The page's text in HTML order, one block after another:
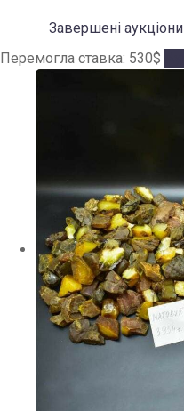
Завершені аукціони
Перемогла ставка: 530$